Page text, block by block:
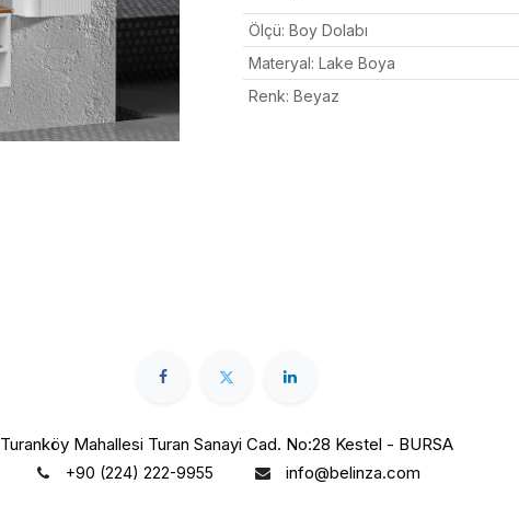
Ölçü: Boy Dolabı
Materyal: Lake Boya
Renk: Beyaz
Turanköy Mahallesi Turan Sanayi Cad. No:28 Kestel - BURSA
+90 (224) 222-9955 info@belinza.com